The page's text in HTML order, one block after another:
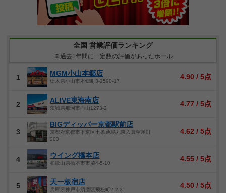
全国 営業評価ランキング
※過去1年間に一定数の評価があったホール
1 MGM小山本郷店
栃木県小山市本郷町3-2590-17
4.90 / 5点
2 ALIVE東海南店
茨城県那珂市向山1273-2
4.77 / 5点
3
BIGディッパー京都駅前店
京都府京都市下京区七条通烏丸東入真苧屋町
203
4.62 / 5点
4 ウイング橋本店
和歌山県橋本市市脇4-5-10
4.55 / 5点
5 天一板宿店
兵庫県神戸市須磨区飛松町2-2-3
4.50 / 5点